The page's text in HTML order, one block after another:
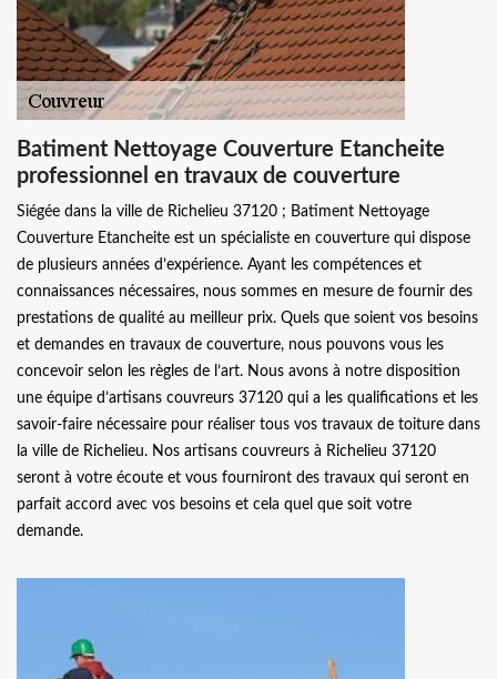
Batiment Nettoyage Couverture Etancheite
professionnel en travaux de couverture
Siégée dans la ville de Richelieu 37120 ; Batiment Nettoyage
Couverture Etancheite est un spécialiste en couverture qui dispose
de plusieurs années d’expérience. Ayant les compétences et
connaissances nécessaires, nous sommes en mesure de fournir des
prestations de qualité au meilleur prix. Quels que soient vos besoins
et demandes en travaux de couverture, nous pouvons vous les
concevoir selon les règles de l’art. Nous avons à notre disposition
une équipe d’artisans couvreurs 37120 qui a les qualifications et les
savoir-faire nécessaire pour réaliser tous vos travaux de toiture dans
la ville de Richelieu. Nos artisans couvreurs à Richelieu 37120
seront à votre écoute et vous fourniront des travaux qui seront en
parfait accord avec vos besoins et cela quel que soit votre
demande.